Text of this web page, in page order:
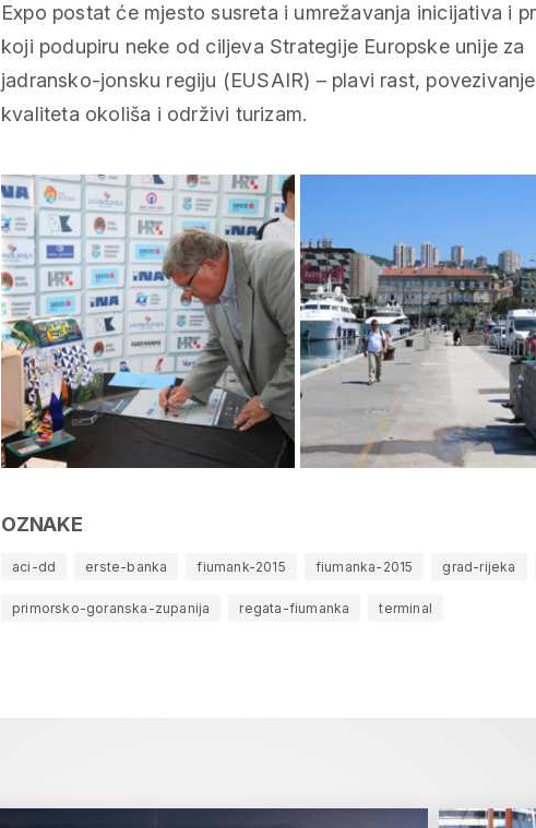
Expo postat će mjesto susreta i umrežavanja inicijativa i
koji podupiru neke od ciljeva Strategije Europske unije za
jadransko-jonsku regiju (EUSAIR) – plavi rast,
kvaliteta okoliša i održivi turizam.
OZNAKE
aci-dd erste-banka fiumank-2015 fiumanka-2015 grad-rijeka
primorsko-goranska-zupanija regata-fiumanka terminal